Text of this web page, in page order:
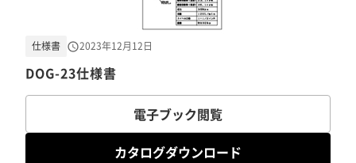
DOG-23仕様書
仕様書 2023年12月12日
電子ブック閲覧
カタログダウンロード